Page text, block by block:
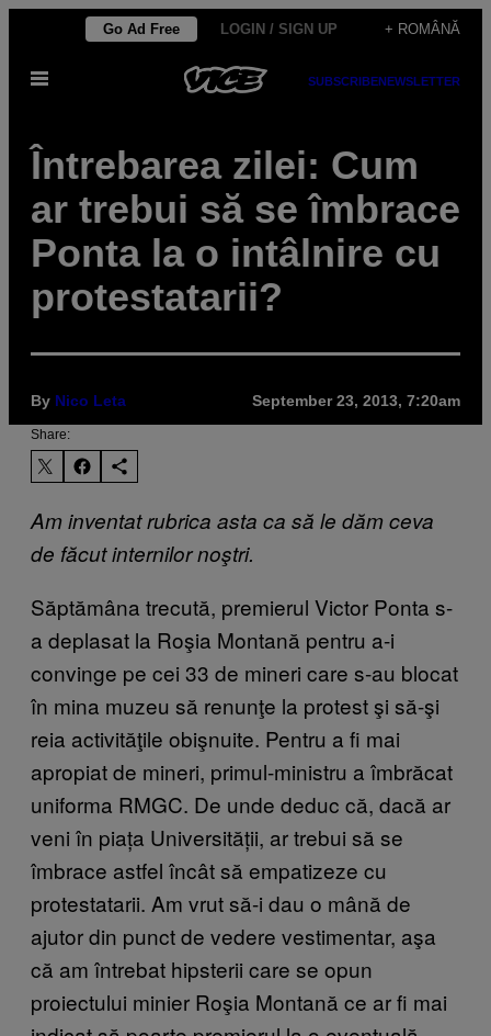
content
Go Ad Free LOGIN / SIGN UP + ROMÂNĂ
Open
SUBSCRIBENEWSLETTER
Întrebarea zilei: Cum
ar trebui să se îmbrace
Ponta la o intâlnire cu
protestatarii?
By Nico Leta September 23, 2013, 7:20am
Share:
Am inventat rubrica asta ca să le dăm ceva
de făcut internilor noştri.
Săptămâna trecută, premierul Victor Ponta s-
a deplasat la Roşia Montană pentru a-i
convinge pe cei 33 de mineri care s-au blocat
în mina muzeu să renunţe la protest şi să-şi
reia activităţile obişnuite. Pentru a fi mai
apropiat de mineri, primul-ministru a îmbrăcat
uniforma RMGC. De unde deduc că, dacă ar
veni în piața Universității, ar trebui să se
îmbrace astfel încât să empatizeze cu
protestatarii. Am vrut să-i dau o mână de
ajutor din punct de vedere vestimentar, aşa
că am întrebat hipsterii care se opun
proiectului minier Roşia Montană ce ar fi mai